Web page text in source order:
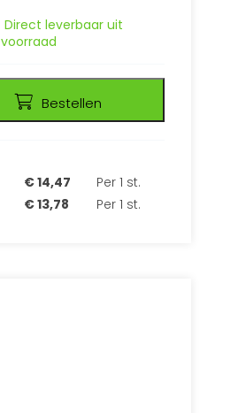
Direct leverbaar uit
voorraad
Bestellen
€ 14,47
Per 1 st.
€ 13,78 Per 1 st.